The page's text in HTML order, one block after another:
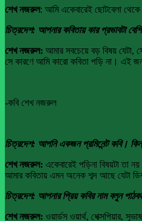
শেখ নজরুল: আমি একেবারেই ছোটবেলা থেকে
চিত্রদেশ: আপনার কবিতায় কার প্রভাবটা
শেখ নজরুল: আমার সবচেয়ে বড় বিষয়
সে কারণে আমি কারো কবিতা পড়ি না। এই
-কবি শেখ নজরুল
চিত্রদেশ: আপনি একজন প্রমিনেন্ট কবি।
শেখ নজরুল: একেবারেই পড়িনা বিষয়টা
আমার কবিতায় এমন অনেক শব্দ আছে যেটা
চিত্রদেশ: আপনার প্রিয় কবির নাম বলুন
শেখ নজরুল: ওয়ার্ডস ওয়ার্থ, শেক্সপিয়ার,